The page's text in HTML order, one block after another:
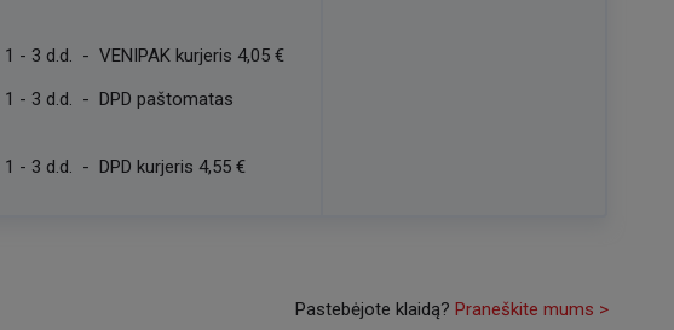
1 - 3 d.d. - VENIPAK kurjeris 4,05 €
1 - 3 d.d. - DPD paštomatas
1 - 3 d.d. - DPD kurjeris 4,55 €
Pastebėjote klaidą? Praneškite mums >